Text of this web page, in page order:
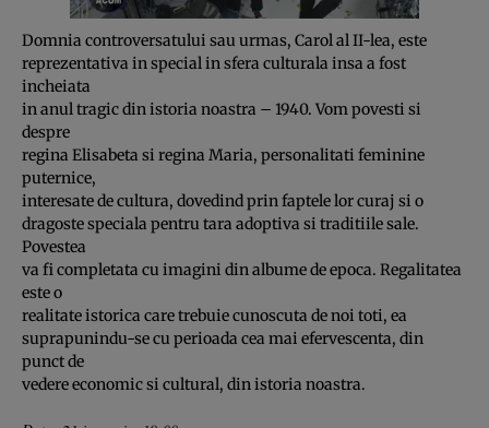
Domnia controversatului sau urmas, Carol al II-lea, este
reprezentativa in special in sfera culturala insa a fost
incheiata
in anul tragic din istoria noastra – 1940. Vom povesti si
despre
regina Elisabeta si regina Maria, personalitati feminine
puternice,
interesate de cultura, dovedind prin faptele lor curaj si o
dragoste speciala pentru tara adoptiva si traditiile sale.
Povestea
va fi completata cu imagini din albume de epoca. Regalitatea
este o
realitate istorica care trebuie cunoscuta de noi toti, ea
suprapunindu-se cu perioada cea mai efervescenta, din
punct de
vedere economic si cultural, din istoria noastra.